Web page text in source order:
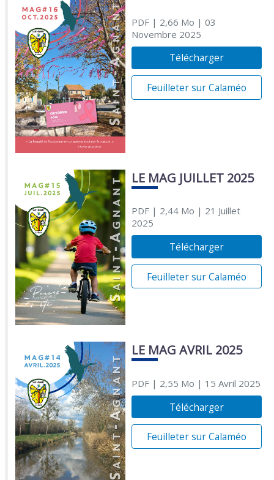
PDF| 2,66 Mo | 03
Novembre 2025
Télécharger
Feuilleter sur Calaméo
LE MAG JUILLET 2025
PDF| 2,44 Mo | 21 Juillet
2025
Télécharger
Feuilleter sur Calaméo
LE MAG AVRIL 2025
PDF| 2,55 Mo | 15 Avril 2025
Télécharger
Feuilleter sur Calaméo